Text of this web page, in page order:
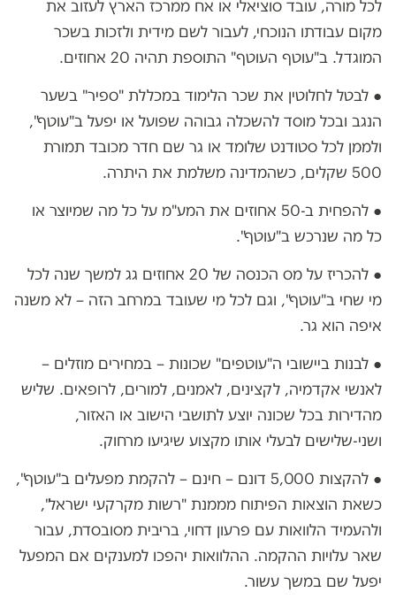
לכל מורה, עובד סוציאלי או אח ממרכז הארץ לעזוב את
מקום עבודתו הנוכחי, לעבור לשם מידית ולזכות בשכר
המוגדל. ב"עוטף העוטף" התוספת תהיה 20 אחוזים.
● לבטל לחלוטין את שכר הלימוד במכללת "ספיר" בשער
הנגב ובכל מוסד להשכלה גבוהה שפועל או יפעל ב"עוטף",
ולממן לכל סטודנט שלומד או גר שם חדר מכובד תמורת
500 שקלים, כשהמדינה משלמת את היתרה.
● להפחית ב-50 אחוזים את המע"מ על כל מה שמיוצר או
כל מה שנרכש ב"עוטף".
● להכריז על מס הכנסה של 20 אחוזים גג למשך שנה לכל
מי שחי ב"עוטף", וגם לכל מי שעובד במרחב הזה – לא משנה
איפה הוא גר.
● לבנות ביישובי ה"עוטפים" שכונות – במחירים מוזלים –
לאנשי אקדמיה, לקצינים, לאמנים, למורים, לרופאים. שליש
מהדירות בכל שכונה יוצע לתושבי הישוב או האזור,
ושני-שלישים לבעלי אותו מקצוע שיגיעו מרחוק.
● להקצות 5,000 דונם – חינם – להקמת מפעלים ב"עוטף",
כשאת הוצאות הפיתוח מממנת "רשות מקרקעי ישראל",
ולהעמיד הלוואות עם פרעון דחוי, בריבית מסובסדת, עבור
שאר עלויות ההקמה. ההלוואות יהפכו למענקים אם המפעל
יפעל שם במשך עשור.